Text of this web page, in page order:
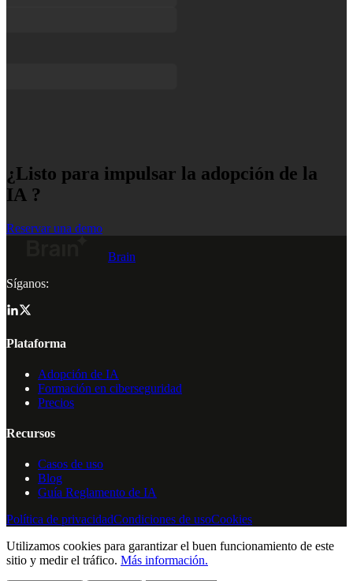
¿Listo para impulsar la adopción de la
IA ?
Reservar una demo
Brain
Síganos:
Plataforma
Adopción de IA
Formación en ciberseguridad
Precios
Recursos
Casos de uso
Blog
Guía Reglamento de IA
Política de privacidadCondiciones de usoCookies
Utilizamos cookies para garantizar el buen funcionamiento de este
sitio y medir el tráfico. Más información.